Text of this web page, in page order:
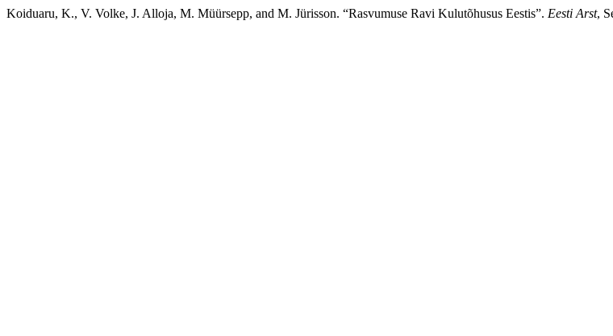
Koiduaru, K., V. Volke, J. Alloja, M. Müürsepp, and M. Jürisson. “Rasvumuse Ravi Kulutõhusus Eestis”. Eesti Arst,